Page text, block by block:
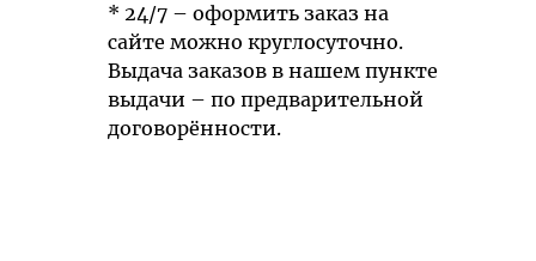
* 24/7 – оформить заказ на
сайте можно круглосуточно.
Выдача заказов в нашем пункте
выдачи – по предварительной
договорённости.